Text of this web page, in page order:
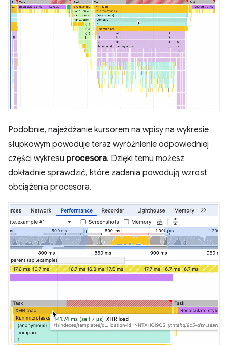
Podobnie, najeżdżanie kursorem na wpisy na wykresie
słupkowym powoduje teraz wyróżnienie odpowiedniej
części wykresu procesora. Dzięki temu możesz
dokładnie sprawdzić, które zadania powodują wzrost
obciążenia procesora.